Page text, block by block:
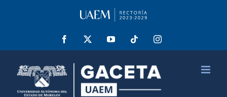
Facebook YouTube Tiktok Instagram